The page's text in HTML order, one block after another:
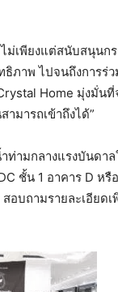
ม่เพียงแต่สนับสนุน
ธิภาพ ไปจนถึงการ
Home มุ่งมั่น
มารถเข้าถึงได้”
ท่ามกลางแรงบันดา
ชั้น 1 อาคาร D
อบถามรายละเอียด